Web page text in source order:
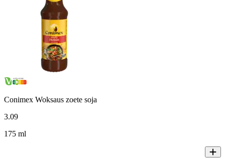
Conimex Woksaus zoete soja
3.09
175 ml